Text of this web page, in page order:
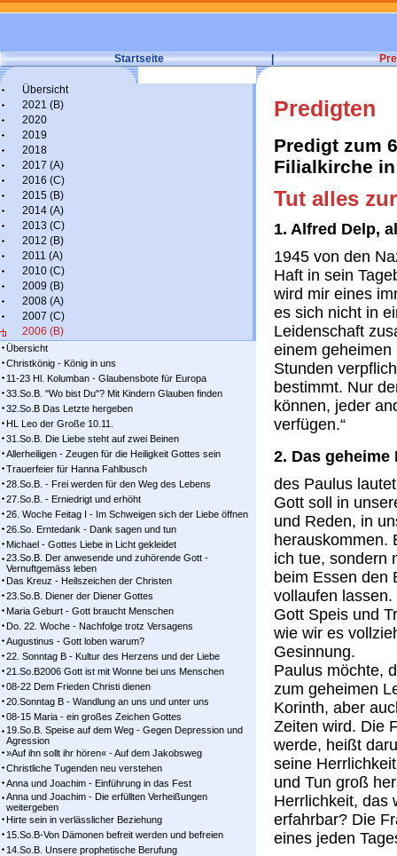
Startseite |
Übersicht
2021 (B)
2020
2019
2018
2017 (A)
2016 (C)
2015 (B)
2014 (A)
2013 (C)
2012 (B)
2011 (A)
2010 (C)
2009 (B)
2008 (A)
2007 (C)
2006 (B)
Übersicht
Christkönig - König in uns
11-23 Hl. Kolumban - Glaubensbote für Europa
33.So.B. "Wo bist Du"? Mit Kindern Glauben finden
32.So.B Das Letzte hergeben
HL Leo der Große 10.11.
31.So.B. Die Liebe steht auf zwei Beinen
Allerheiligen - Zeugen für die Heiligkeit Gottes sein
Trauerfeier für Hanna Fahlbusch
28.So.B. - Frei werden für den Weg des Lebens
27.So.B. - Erniedrigt und erhöht
26. Woche Feitag I - Im Schweigen sich der Liebe öffnen
26.So. Erntedank - Dank sagen und tun
Michael - Gottes Liebe in Licht gekleidet
23.So.B. Der anwesende und zuhörende Gott -
Vernuftgemäss leben
Das Kreuz - Heilszeichen der Christen
23.So.B. Diener der Diener Gottes
Maria Geburt - Gott braucht Menschen
Do. 22. Woche - Nachfolge trotz Versagens
Augustinus - Gott loben warum?
22. Sonntag B - Kultur des Herzens und der Liebe
21.So.B2006 Gott ist mit Wonne bei uns Menschen
08-22 Dem Frieden Christi dienen
20.Sonntag B - Wandlung an uns und unter uns
08-15 Maria - ein großes Zeichen Gottes
19.So.B. Speise auf dem Weg - Gegen Depression und
Agression
»Auf ihn sollt ihr hören« - Auf dem Jakobsweg
Christliche Tugenden neu verstehen
Anna und Joachim - Einführung in das Fest
Anna und Joachim - Die erfüllten Verheißungen
weitergeben
Hirte sein in verlässlicher Beziehung
15.So.B-Von Dämonen befreit werden und befreien
14.So.B. Unsere prophetische Berufung
Predigten
Predigt zum
Filialkirche
Tut alles
1. Alfred Delp,
1945 von den
Haft in sein
wird mir eines
es sich nicht in
Leidenschaft
einem
Stunden
bestimmt. Nur
können, jeder
verfügen.“
2. Das
des Paulus
Gott soll in
und Reden, in
herauskommen.
ich tue, sondern
beim Essen den
vollaufen
Gott Speis und
wie wir es
Gesinnung.
Paulus möchte,
zum geheimen
Korinth, aber
Zeiten wird. Die
werde, heißt
seine
und Tun groß
Herrlichkeit, das
erfahrbar? Die
eines jeden